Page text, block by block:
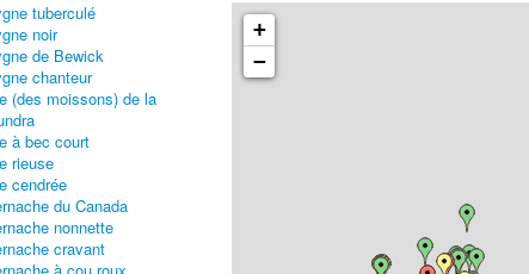
tuberculé
noir
de Bewick
chanteur
(des moissons) de la
à bec court
rieuse
cendrée
du Canada
nonnette
cravant
+
−